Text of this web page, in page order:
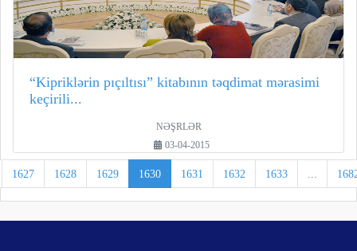
“Kipriklərin pıçıltısı” kitabının təqdimat mərasimi
keçirili...
NƏŞRLƏR
03-04-2015
1627 1628 1629 1630 1631 1632 1633 ...